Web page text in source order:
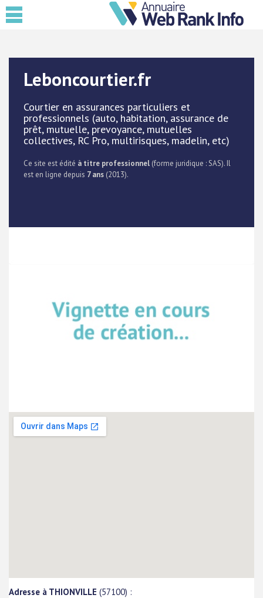
Leboncourtier.fr
Courtier en assurances particuliers et
professionnels (auto, habitation, assurance de
prêt, mutuelle, prevoyance, mutuelles
collectives, RC Pro, multirisques, madelin, etc)
Ce site est édité à titre professionnel (forme juridique : SAS). Il
est en ligne depuis 7 ans (2013).
Adresse à THIONVILLE (57100) :